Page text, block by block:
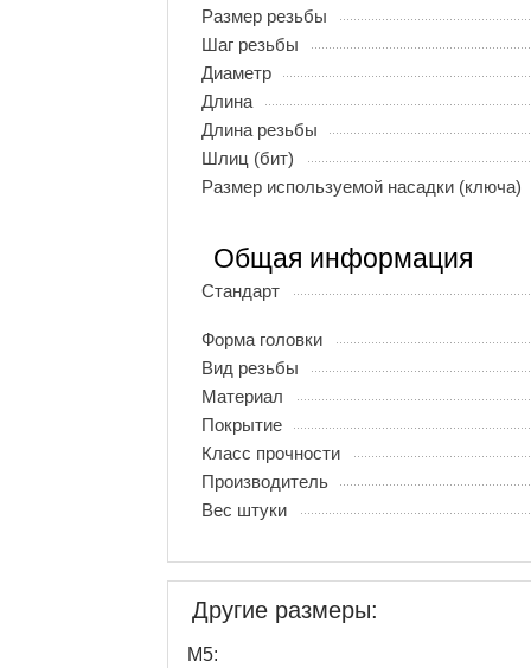
Размер резьбы
Шаг резьбы
Диаметр
Длина
Длина резьбы
Шлиц (бит)
Размер используемой насадки (ключа)
Общая информация
Стандарт
Форма головки
Вид резьбы
Материал
Покрытие
Класс прочности
Производитель
Вес штуки
Другие размеры:
М5: